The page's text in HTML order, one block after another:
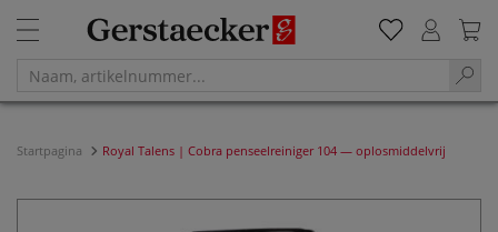
Startpagina Royal Talens | Cobra penseelreiniger 104 — oplosmiddelvrij